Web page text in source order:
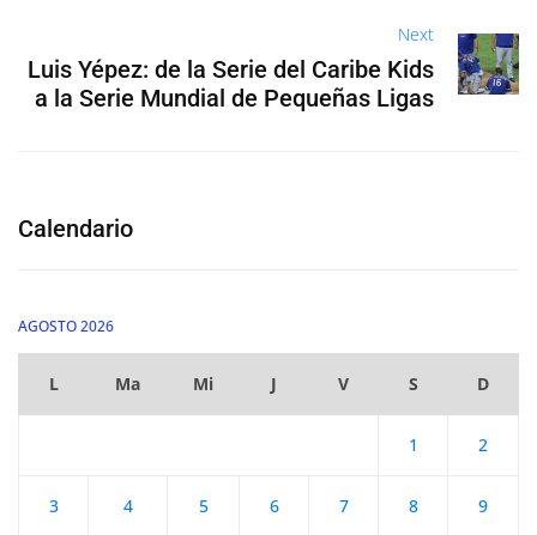
Next
Luis Yépez: de la Serie del Caribe Kids
a la Serie Mundial de Pequeñas Ligas
Calendario
AGOSTO 2026
L Ma Mi J V S D
1 2
3 4 5 6 7 8 9